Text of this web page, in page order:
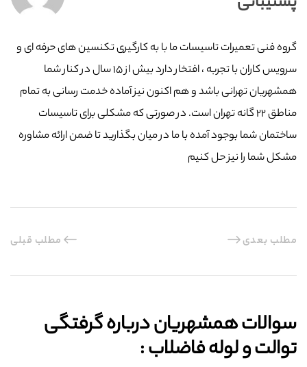
گروه فنی تعمیرات تاسیسات ما با به‌ کارگیری تکنسین های حرفه ای و
سرویس کاران با تجربه ، افتخار دارد بیش از ۱۵ سال در کنار شما
همشهریان تهرانی باشد و هم اکنون نیز آماده خدمت رسانی به تمام
مناطق ۲۲ گانه تهران است. در صورتی که مشکلی برای تاسیسات
ساختمان شما بوجود آمده با ما در میان بگذارید تا ضمن ارائه مشاوره
مشکل شما را نیز حل کنیم
مطلب قبلی مطلب بعدی
سوالات همشهریان درباره گرفتگی
توالت و لوله فاضلاب :‌